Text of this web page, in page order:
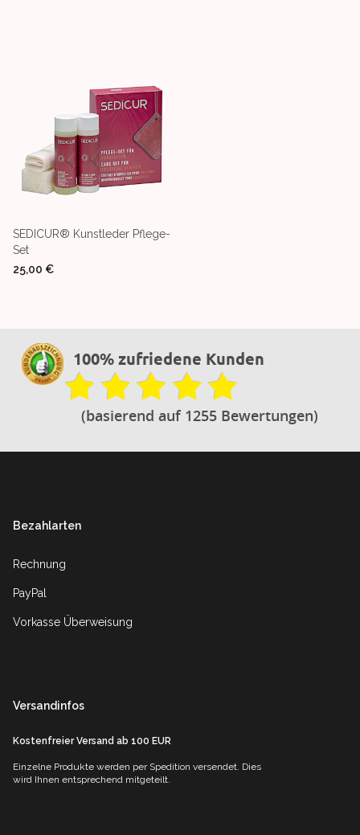
SEDICUR® Kunstleder Pflege-
Set
25,00 €
100% zufriedene Kunden
(basierend auf 1255 Bewertungen)
Bezahlarten
Rechnung
PayPal
Vorkasse Überweisung
Versandinfos
Kostenfreier Versand ab 100 EUR
Einzelne Produkte werden per Spedition versendet. Dies
wird Ihnen entsprechend mitgeteilt.